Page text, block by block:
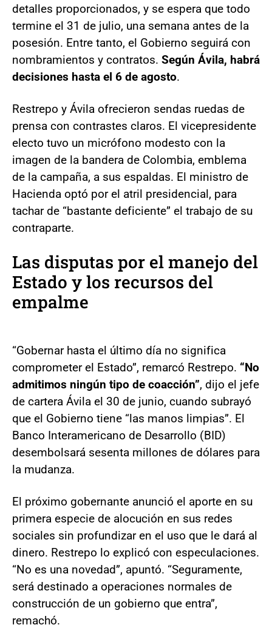
detalles proporcionados, y se espera que todo
termine el 31 de julio, una semana antes de la
posesión. Entre tanto, el Gobierno seguirá con
nombramientos y contratos. Según Ávila, habrá
decisiones hasta el 6 de agosto.
Restrepo y Ávila ofrecieron sendas ruedas de
prensa con contrastes claros. El vicepresidente
electo tuvo un micrófono modesto con la
imagen de la bandera de Colombia, emblema
de la campaña, a sus espaldas. El ministro de
Hacienda optó por el atril presidencial, para
tachar de “bastante deficiente” el trabajo de su
contraparte.
Las disputas por el manejo del
Estado y los recursos del
empalme
“Gobernar hasta el último día no significa
comprometer el Estado”, remarcó Restrepo. “No
admitimos ningún tipo de coacción”, dijo el jefe
de cartera Ávila el 30 de junio, cuando subrayó
que el Gobierno tiene “las manos limpias”. El
Banco Interamericano de Desarrollo (BID)
desembolsará sesenta millones de dólares para
la mudanza.
El próximo gobernante anunció el aporte en su
primera especie de alocución en sus redes
sociales sin profundizar en el uso que le dará al
dinero. Restrepo lo explicó con especulaciones.
“No es una novedad”, apuntó. “Seguramente,
será destinado a operaciones normales de
construcción de un gobierno que entra”,
remachó.